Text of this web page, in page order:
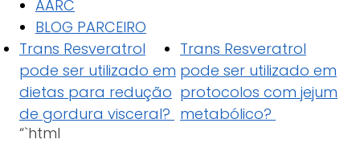
AARC
BLOG PARCEIRO
Trans Resveratrol
pode ser utilizado em
dietas para redução
de gordura visceral?
Trans Resveratrol
pode ser utilizado em
protocolos com jejum
metabólico?
“`html